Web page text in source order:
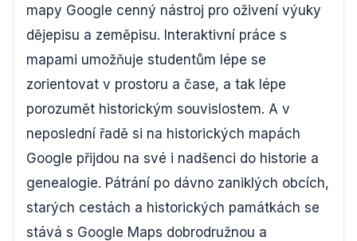
mapy Google cenný nástroj pro oživení výuky
dějepisu a zeměpisu. Interaktivní práce s
mapami umožňuje studentům lépe se
zorientovat v prostoru a čase, a tak lépe
porozumět historickým souvislostem. A v
neposlední řadě si na historických mapách
Google přijdou na své i nadšenci do historie a
genealogie. Pátrání po dávno zaniklých obcích,
starých cestách a historických památkách se
stává s Google Maps dobrodružnou a